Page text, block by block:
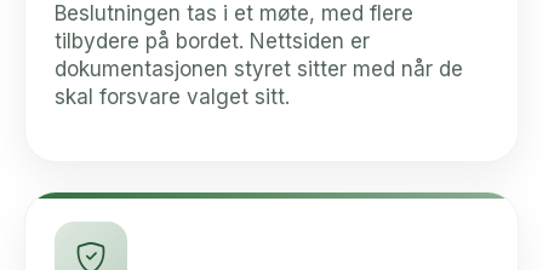
Beslutningen tas i et møte, med flere
tilbydere på bordet. Nettsiden er
dokumentasjonen styret sitter med når de
skal forsvare valget sitt.